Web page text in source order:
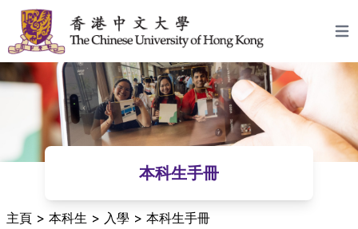
跳至主要內容
本科生手冊
主頁 > 本科生 > 入學 > 本科生手冊